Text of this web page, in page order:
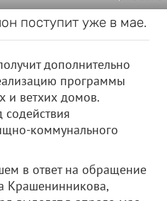
поступит уже в мае.
дополнительно
программы
и ветхих домов.
коммунального
в ответ на обращение
Крашенинникова,